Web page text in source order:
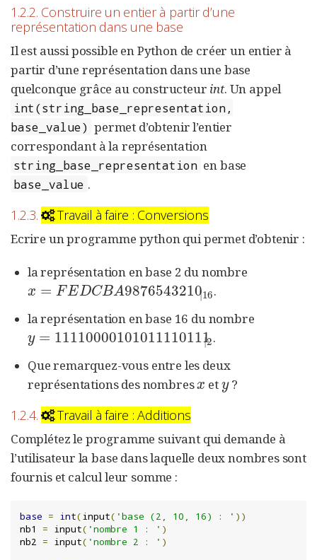
1.2.2. Construire un entier à partir d’une
représentation dans une base
Il est aussi possible en Python de créer un entier à
partir d’une représentation dans une base
quelconque grâce au constructeur int. Un appel
int(string_base_representation,
base_value) permet d’obtenir l’entier
correspondant à la représentation
string_base_representation en base
base_value .
1.2.3. Travail à faire : Conversions
Ecrire un programme python qui permet d’obtenir :
la représentation en base 2 du nombre
x = FEDCBA9876543210|16
x=FE DCBA9876543210|16
.
la représentation en base 16 du nombre
y = 11110000101011110111
|2
y=11110000101011110111|2
.
Que remarquez-vous entre les deux
représentations des nombresx
x et y
y?
1.2.4. Travail à faire : Additions
Complétez le programme suivant qui demande à
l’utilisateur la base dans laquelle deux nombres sont
fournis et calcul leur somme :
base = int(input( 'base (2, 10, 16) : ' ))
nb1 = input( 'nombre 1 : ' )
nb2 = input( 'nombre 2 : ' )